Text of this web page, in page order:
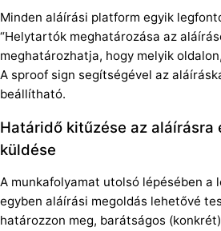
Minden aláírási platform egyik
“Helytartók meghatározása az
meghatározhatja, hogy melyik
A sproof sign segítségével az
beállítható.
Határidő kitűzése az aláírásra
küldése
A munkafolyamat utolsó lépésében a
egyben aláírási megoldás lehetővé
határozzon meg, barátságos